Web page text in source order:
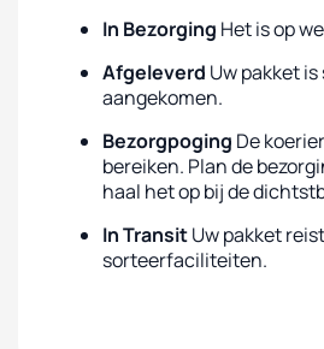
In Bezorging Het is op
Afgeleverd Uw pakket
aangekomen.
Bezorgpoging De
bereiken. Plan de
haal het op bij de
In TransitUw pakket
sorteerfaciliteiten.